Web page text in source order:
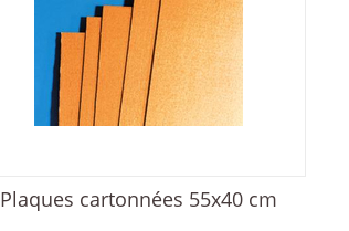
Plaques cartonnées 55x40 cm